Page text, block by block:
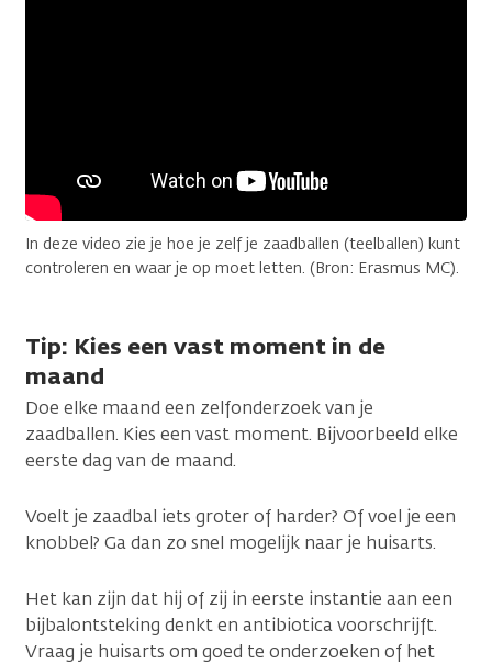
In deze video zie je hoe je zelf je zaadballen (teelballen) kunt
controleren en waar je op moet letten. (Bron: Erasmus MC).
Tip: Kies een vast moment in de
maand
Doe elke maand een zelfonderzoek van je
zaadballen. Kies een vast moment. Bijvoorbeeld elke
eerste dag van de maand.
Voelt je zaadbal iets groter of harder? Of voel je een
knobbel? Ga dan zo snel mogelijk naar je huisarts.
Het kan zijn dat hij of zij in eerste instantie aan een
bijbalontsteking denkt en antibiotica voorschrijft.
Vraag je huisarts om goed te onderzoeken of het